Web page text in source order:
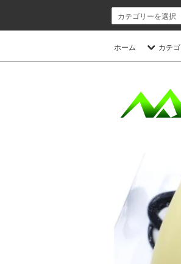
ホーム カテ